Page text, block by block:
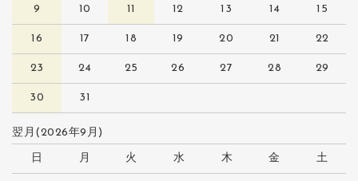
9 10 11 12 13 14 15
16 17 18 19 20 21 22
23 24 25 26 27 28 29
30 31
翌月(2026年9月)
日 月 火 水 木 金 土